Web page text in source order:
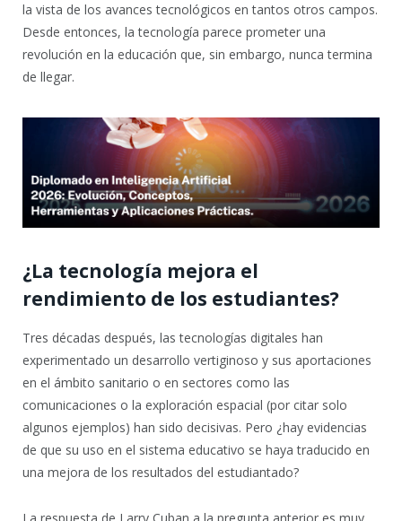
la vista de los avances tecnológicos en tantos otros campos.
Desde entonces, la tecnología parece prometer una
revolución en la educación que, sin embargo, nunca termina
de llegar.
¿La tecnología mejora el
rendimiento de los estudiantes?
Tres décadas después, las tecnologías digitales han
experimentado un desarrollo vertiginoso y sus aportaciones
en el ámbito sanitario o en sectores como las
comunicaciones o la exploración espacial (por citar solo
algunos ejemplos) han sido decisivas. Pero ¿hay evidencias
de que su uso en el sistema educativo se haya traducido en
una mejora de los resultados del estudiantado?